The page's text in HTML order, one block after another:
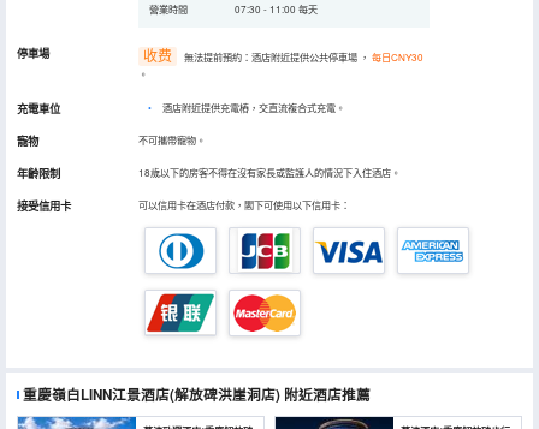
營業時間
07:30 - 11:00 每天
停車場 收费 無法提前預約：酒店附近提供公共停車場 ， 每日CNY30
。
充電車位 • 酒店附近提供充電樁，交直流複合式充電。
寵物 不可攜帶寵物。
年齡限制 18歲以下的房客不得在沒有家長或監護人的情況下入住酒店。
接受信用卡 可以信用卡在酒店付款，閣下可使用以下信用卡：
重慶嶺白LINN江景酒店(解放碑洪崖洞店) 附近酒店推薦